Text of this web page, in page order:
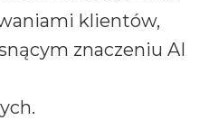
klientów,
znaczeniu AI